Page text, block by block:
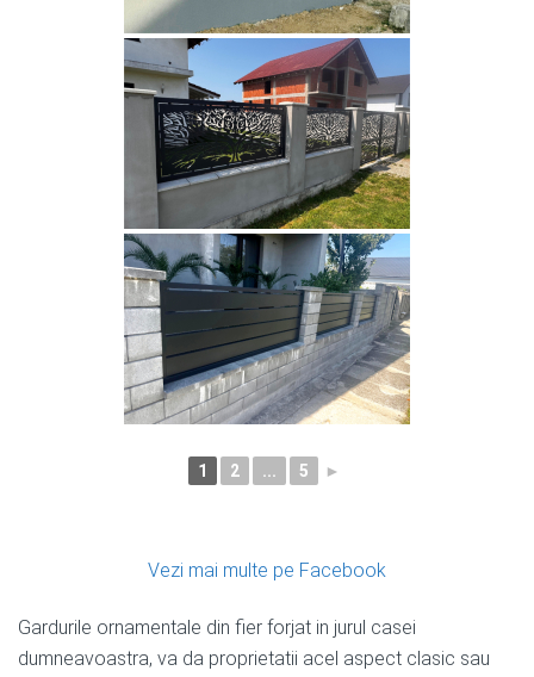
1 2 ... 5 ►
Vezi mai multe pe Facebook
Gardurile ornamentale din fier forjat in jurul casei
dumneavoastra, va da proprietatii acel aspect clasic sau